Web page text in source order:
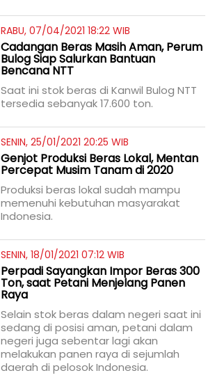
RABU, 07/04/2021 18:22 WIB
Cadangan Beras Masih Aman, Perum
Bulog Siap Salurkan Bantuan
Bencana NTT
Saat ini stok beras di Kanwil Bulog NTT
tersedia sebanyak 17.600 ton.
SENIN, 25/01/2021 20:25 WIB
Genjot Produksi Beras Lokal, Mentan
Percepat Musim Tanam di 2020
Produksi beras lokal sudah mampu
memenuhi kebutuhan masyarakat
Indonesia.
SENIN, 18/01/2021 07:12 WIB
Perpadi Sayangkan Impor Beras 300
Ton, saat Petani Menjelang Panen
Raya
Selain stok beras dalam negeri saat ini
sedang di posisi aman, petani dalam
negeri juga sebentar lagi akan
melakukan panen raya di sejumlah
daerah di pelosok Indonesia.